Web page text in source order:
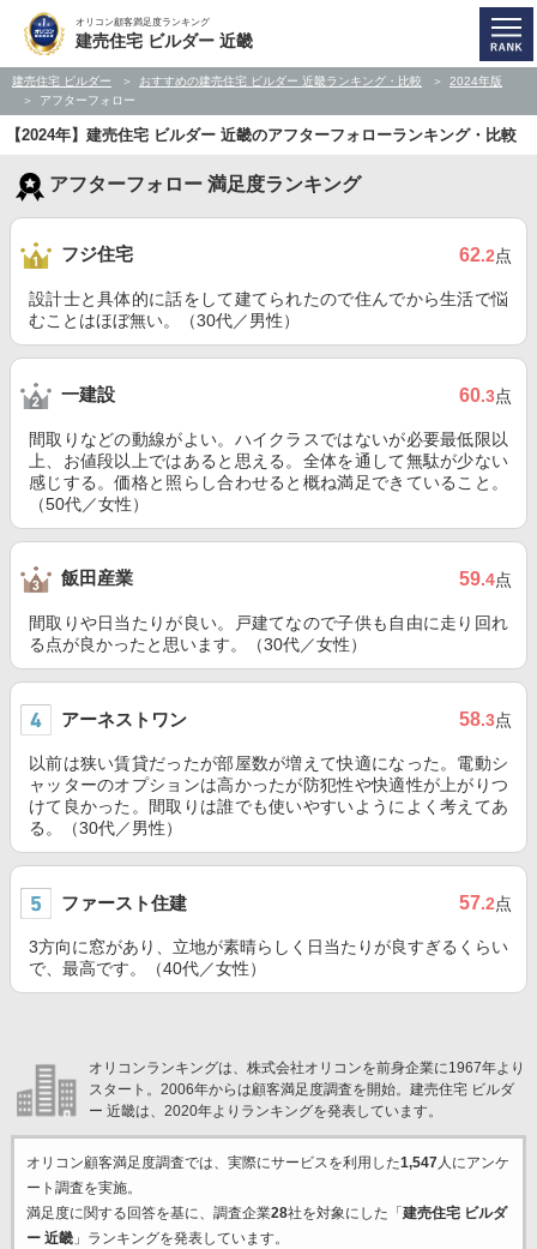
オリコン顧客満足度ランキング
建売住宅 ビルダー 近畿
建売住宅 ビルダー おすすめの建売住宅 ビルダー 近畿ランキング・比較
2024年版
アフターフォロー
【2024年】建売住宅 ビルダー 近畿のアフターフォローランキング・比較
アフターフォロー 満足度ランキング
フジ住宅 62.2点
設計士と具体的に話をして建てられたので住んでから生活で悩
むことはほぼ無い。（30代／男性）
一建設 60.3点
間取りなどの動線がよい。ハイクラスではないが必要最低限以
上、お値段以上ではあると思える。全体を通して無駄が少ない
感じする。価格と照らし合わせると概ね満足できていること。
（50代／女性）
飯田産業 59.4点
間取りや日当たりが良い。戸建てなので子供も自由に走り回れ
る点が良かったと思います。（30代／女性）
アーネストワン 58.3点
以前は狭い賃貸だったが部屋数が増えて快適になった。電動シ
ャッターのオプションは高かったが防犯性や快適性が上がりつ
けて良かった。間取りは誰でも使いやすいようによく考えてあ
る。（30代／男性）
ファースト住建 57.2点
3方向に窓があり、立地が素晴らしく日当たりが良すぎるくらい
で、最高です。（40代／女性）
オリコンランキングは、株式会社オリコンを前身企業に1967年より
スタート。2006年からは顧客満足度調査を開始。建売住宅 ビルダ
ー 近畿は、2020年よりランキングを発表しています。
オリコン顧客満足度調査では、実際にサービスを利用した1,547人にアンケ
ート調査を実施。
満足度に関する回答を基に、調査企業28社を対象にした「 建売住宅 ビルダ
ー 近畿」ランキングを発表しています。